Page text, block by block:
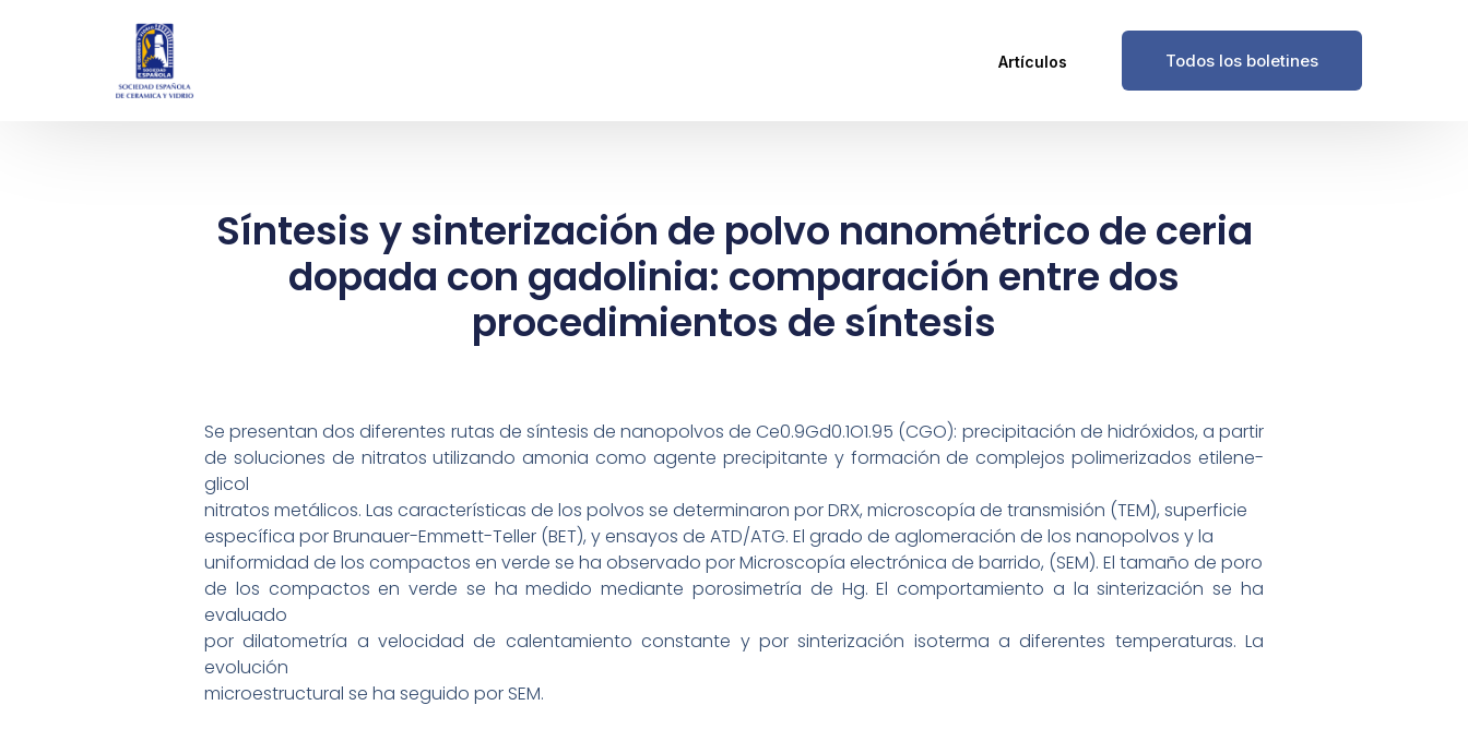
Artículos Todos los boletines
Síntesis y sinterización de polvo nanométrico de ceria
dopada con gadolinia: comparación entre dos
procedimientos de síntesis
Se presentan dos diferentes rutas de síntesis de nanopolvos de Ce0.9Gd0.1O1.95 (CGO): precipitación de hidróxidos, a partir
de soluciones de nitratos utilizando amonia como agente precipitante y formación de complejos polimerizados etilene-
glicol
nitratos metálicos. Las características de los polvos se determinaron por DRX, microscopía de transmisión (TEM), superficie
específica por Brunauer-Emmett-Teller (BET), y ensayos de ATD/ATG. El grado de aglomeración de los nanopolvos y la
uniformidad de los compactos en verde se ha observado por Microscopía electrónica de barrido, (SEM). El tamaño de poro
de los compactos en verde se ha medido mediante porosimetría de Hg. El comportamiento a la sinterización se ha
evaluado
por dilatometría a velocidad de calentamiento constante y por sinterización isoterma a diferentes temperaturas. La
evolución
microestructural se ha seguido por SEM.